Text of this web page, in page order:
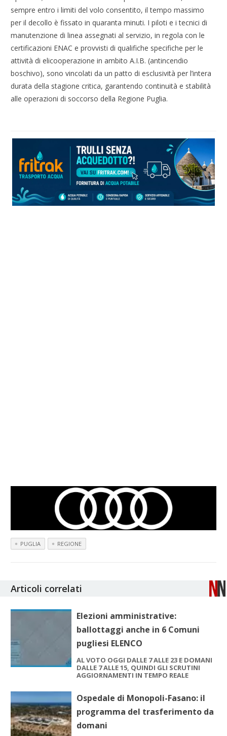
sempre entro i limiti del volo consentito, il tempo massimo
per il decollo è fissato in quaranta minuti. I piloti e i tecnici di
manutenzione di linea assegnati al servizio, in regola con le
certificazioni ENAC e provvisti di qualifiche specifiche per le
attività di elicooperazione in ambito A.I.B. (antincendio
boschivo), sono vincolati da un patto di esclusività per l’intera
durata della stagione critica, garantendo continuità e stabilità
alle operazioni di soccorso della Regione Puglia.
PUGLIA REGIONE
Articoli correlati
Elezioni amministrative:
ballottaggi anche in 6 Comuni
pugliesi ELENCO
AL VOTO OGGI DALLE 7 ALLE 23 E DOMANI
DALLE 7 ALLE 15, QUINDI GLI SCRUTINI
AGGIORNAMENTI IN TEMPO REALE
Ospedale di Monopoli-Fasano: il
programma del trasferimento da
domani